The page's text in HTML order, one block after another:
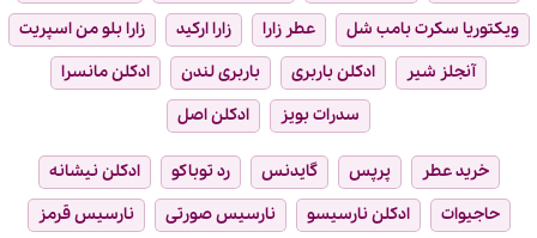
ویکتوریا سکرت بامب شل
عطر زارا زارا ارکید
زارا بلو من اسپریت
آنجلز شیر
ادکلن باربری باربری لندن
ادکلن مانسرا
سدرات بویز
ادکلن اصل
خرید عطر پرپس گایدنس رد توباکو
ادکلن نیشانه
حاجیوات
ادکلن نارسیسو نارسیس صورتی
نارسیس قرمز